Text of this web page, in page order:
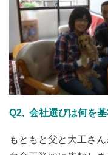
Q2, 会社選びは何を
もともと父と大工さ